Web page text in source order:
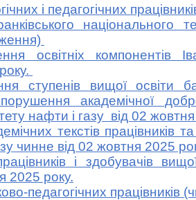
і педагогічних
національного
компонентів
вищої освіти
академічної
нафти і газу від 02
текстів працівників
чинне від 02 жовтня 2025
і здобувачів вищої
2025 року.
педагогічних працівників